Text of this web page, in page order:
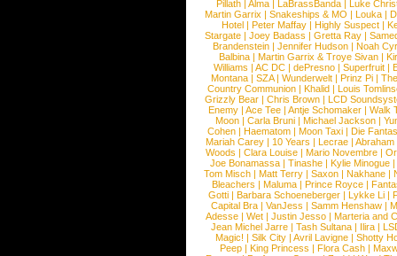
Pillath |Alma |LaBrassBanda |Luke
Martin Garrix | Snakeships & MO | Louka |
Hotel | Peter Maffay | Highly Suspect |
Stargate |Joey Badass |Gretta Ray |
Brandenstein |Jennifer Hudson |Noah
Balbina | Martin Garrix & Troye Sivan |
Williams |AC DC |dePresno |Superfruit |
Montana |SZA|Wunderwelt |Prinz Pi |
Country Communion | Khalid | Louis
Grizzly Bear | Chris Brown | LCD
Enemy | Ace Tee | Antje Schomaker | Walk
Moon |Carla Bruni |Michael Jackson |
Cohen |Haematom |Moon Taxi |Die
Mariah Carey | 10 Years | Lecrae | Abraham
Woods |Clara Louise |Mario Novembre |
Joe Bonamassa | Tinashe | Kylie Minogue |
Tom Misch |Matt Terry |Saxon |Nakhane |
Bleachers | Maluma | Prince Royce |
Gotti |Barbara Schoeneberger |Lykke Li |
Capital Bra |VanJess |Samm Henshaw |
Adesse |Wet |Justin Jesso |Marteria and
Jean Michel Jarre |Tash Sultana | Ilira |
Magic! | Silk City | Avril Lavigne | Shotty
Peep |King Princess |Flora Cash |